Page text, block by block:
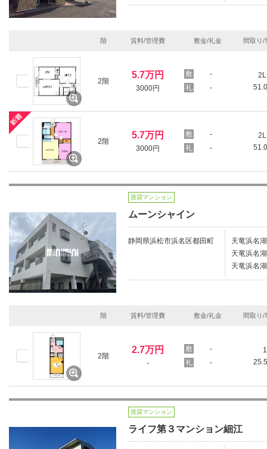
階 賃料/管理費 敷金/礼金 間取り/
2階
5.7万円
3000円
-
-
2階
5.7万円
3000円
-
-
賃貸マンション
ムーンシャイン
静岡県浜松市浜名区都田町
天竜浜名
天竜浜名
天竜浜名
階 賃料/管理費 敷金/礼金 間取り/
2階
2.7万円
-
-
-
賃貸マンション
ライフ第３マンション細江